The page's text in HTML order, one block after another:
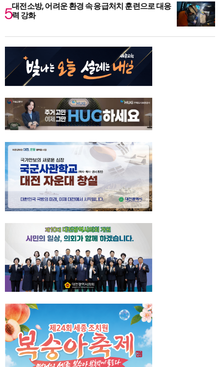
대전소방, 어려운 환경 속 응급처치 훈련으로 대응
력 강화